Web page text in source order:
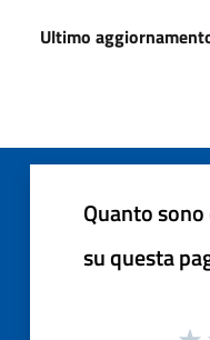
Ultimo
Quanto
su questa